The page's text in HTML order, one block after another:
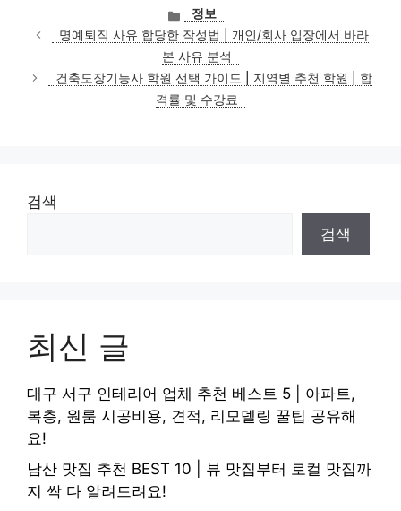
카
테
고
리
정보
명예퇴직 사유 합당한 작성법 | 개인/회사 입장에서 바라
본 사유 분석
건축도장기능사 학원 선택 가이드 | 지역별 추천 학원 | 합
격률 및 수강료
검색
검색
최신 글
대구 서구 인테리어 업체 추천 베스트 5 | 아파트,
복층, 원룸 시공비용, 견적, 리모델링 꿀팁 공유해
요!
남산 맛집 추천 BEST 10 | 뷰 맛집부터 로컬 맛집까
지 싹 다 알려드려요!